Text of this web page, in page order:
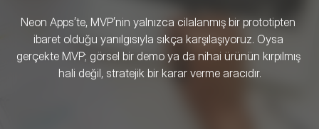
Neon Apps’te, MVP’nin yalnızca cilalanmış bir prototipten
ibaret olduğu yanılgısıyla sıkça karşılaşıyoruz. Oysa
gerçekte MVP; görsel bir demo ya da nihai ürünün kırpılmış
hali değil, stratejik bir karar verme aracıdır.